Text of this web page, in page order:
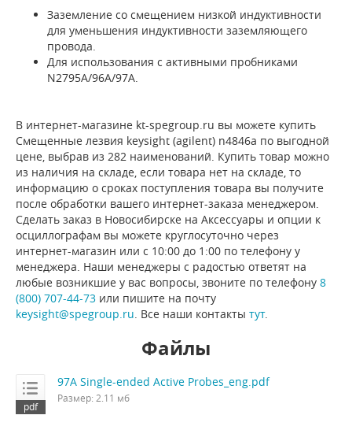
Заземление со смещением низкой индуктивности
для уменьшения индуктивности заземляющего
провода.
Для использования с активными пробниками
N2795A/96A/97A.
В интернет-магазине kt-spegroup.ru вы можете купить
Смещенные лезвия keysight (agilent) n4846a по выгодной
цене, выбрав из 282 наименований. Купить товар можно
из наличия на складе, если товара нет на складе, то
информацию о сроках поступления товара вы получите
после обработки вашего интернет-заказа менеджером.
Сделать заказ в Новосибирске на Аксессуары и опции к
осциллографам вы можете круглосуточно через
интернет-магазин или с 10:00 до 1:00 по телефону у
менеджера. Наши менеджеры с радостью ответят на
любые возникшие у вас вопросы, звоните по телефону 8
(800) 707-44-73 или пишите на почту
keysight@spegroup.ru. Все наши контакты тут.
Файлы
97A Single-ended Active Probes_eng.pdf
Размер: 2.11 мб